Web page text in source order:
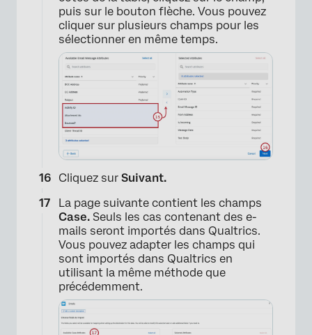
puis sur le bouton flèche. Vous pouvez
cliquer sur plusieurs champs pour les
sélectionner en même temps.
Cliquez sur Suivant.
La page suivante contient les champs
Case. Seuls les cas contenant des e-
mails seront importés dans Qualtrics.
Vous pouvez adapter les champs qui
sont importés dans Qualtrics en
utilisant la même méthode que
précédemment.